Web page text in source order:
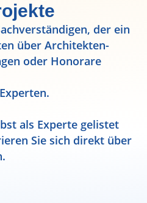
der ein
über Architekten-
oder Honorare
als Experte gelistet
Sie sich direkt über